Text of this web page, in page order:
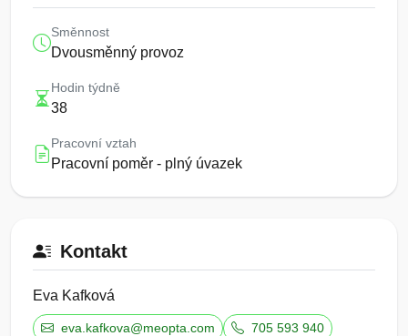
Směnnost
Dvousměnný provoz
Hodin týdně
38
Pracovní vztah
Pracovní poměr - plný úvazek
Kontakt
Eva Kafková
eva.kafkova@meopta.com 705 593 940